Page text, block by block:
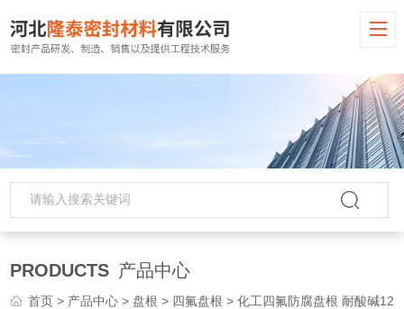
PRODUCTS 产品中心
首页 > 产品中心 > 盘根 > 四氟盘根 > 化工四氟防腐盘根 耐酸碱12*12四氟盘根